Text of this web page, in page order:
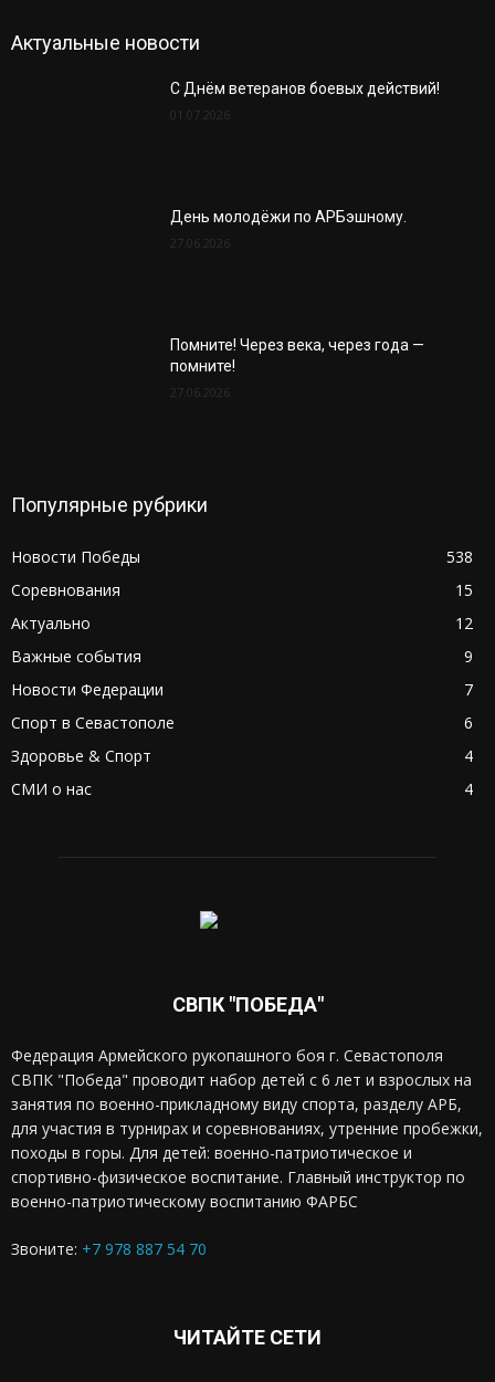
Актуальные новости
С Днём ветеранов боевых действий!
01.07.2026
День молодёжи по АРБэшному.
27.06.2026
Помните! Через века, через года —
помните!
27.06.2026
Популярные рубрики
Новости Победы
538
Соревнования
15
Актуально
12
Важные события
9
Новости Федерации
7
Спорт в Севастополе
6
Здоровье & Спорт
4
СМИ о нас
4
СВПК "ПОБЕДА"
Федерация Армейского рукопашного боя г. Севастополя
СВПК "Победа" проводит набор детей с 6 лет и взрослых на
занятия по военно-прикладному виду спорта, разделу АРБ,
для участия в турнирах и соревнованиях, утренние пробежки,
походы в горы. Для детей: военно-патриотическое и
спортивно-физическое воспитание. Главный инструктор по
военно-патриотическому воспитанию ФАРБС
Звоните: +7 978 887 54 70
ЧИТАЙТЕ СЕТИ